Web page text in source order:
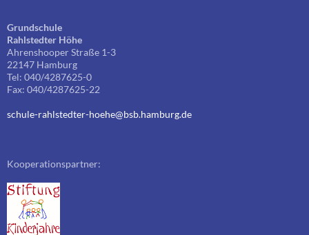
Grundschule
Rahlstedter Höhe
Ahrenshooper Straße 1-3
22147 Hamburg
Tel: 040/4287625-0
Fax: 040/4287625-22
schule-rahlstedter-hoehe@bsb.hamburg.de
Kooperationspartner: